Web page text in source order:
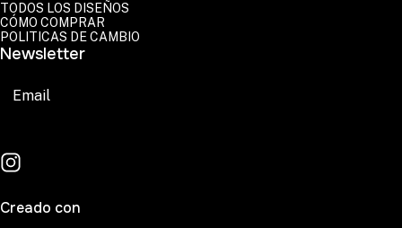
TODOS LOS DISEÑOS
CÓMO COMPRAR
POLITICAS DE CAMBIO
Newsletter
Creado con